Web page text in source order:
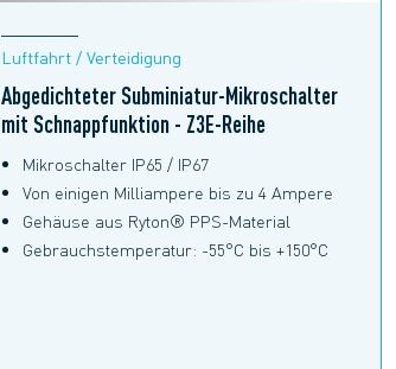
Luftfahrt / Verteidigung
Abgedichteter Subminiatur-Mikroschalter
mit Schnappfunktion - Z3E-Reihe
Mikroschalter IP65 / IP67
Von einigen Milliampere bis zu 4 Ampere
Gehäuse aus Ryton® PPS-Material
Gebrauchstemperatur: -55°C bis +150°C